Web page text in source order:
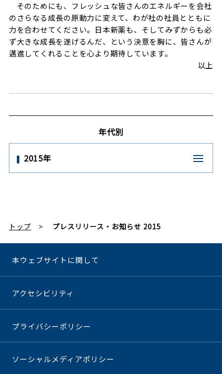
そのためにも、フレッシュな皆さんのエネルギーを会社
のさらなる成長の原動力に変えて、わが社の社員とともに
力を合わせてください。日本新薬も、そしてみずからも必
ず大きな成長を遂げるんだ、という決意を胸に、皆さんが
邁進してくれることを心より期待しています。
以上
年代別
2015年
トップ プレスリリース・お知らせ 2015
本ウェブサイトに関して
アクセシビリティ
プライバシーポリシー
ソーシャルメディアポリシー